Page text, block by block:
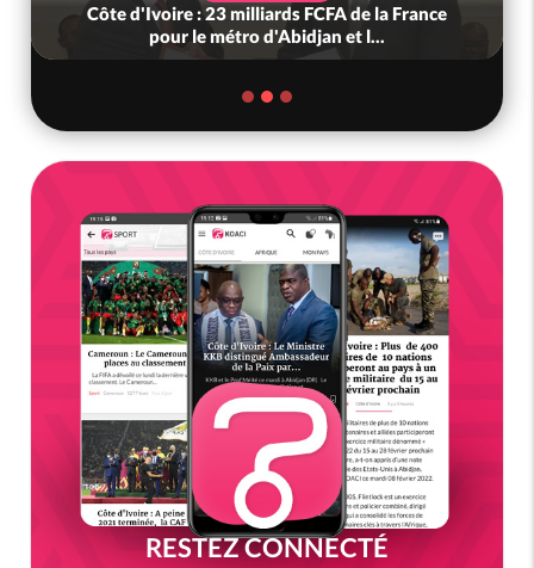
Côte d'Ivoire : 23 milliards FCFA de la France
pour le métro d'Abidjan et l...
RESTEZ CONNECTÉ